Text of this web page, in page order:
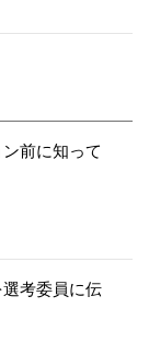
前に知って
考委員に伝